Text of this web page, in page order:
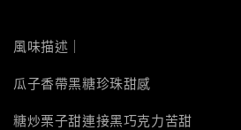
風味描述｜
瓜子香帶黑糖珍珠甜感
糖炒栗子甜連接黑巧克力苦甜